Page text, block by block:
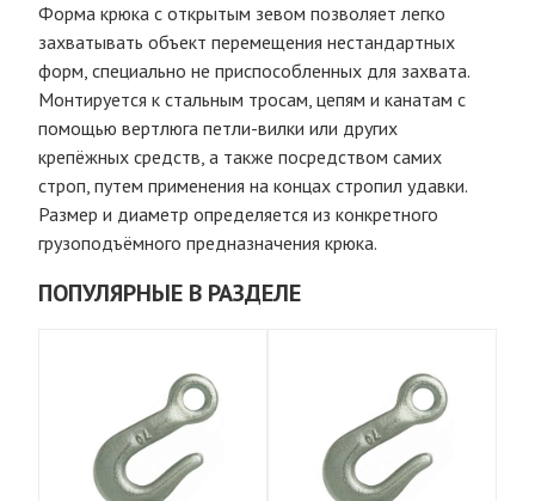
Форма крюка с открытым зевом позволяет легко
захватывать объект перемещения нестандартных
форм, специально не приспособленных для захвата.
Монтируется к стальным тросам, цепям и канатам с
помощью вертлюга петли-вилки или других
крепёжных средств, а также посредством самих
строп, путем применения на концах стропил удавки.
Размер и диаметр определяется из конкретного
грузоподъёмного предназначения крюка.
ПОПУЛЯРНЫЕ В РАЗДЕЛЕ